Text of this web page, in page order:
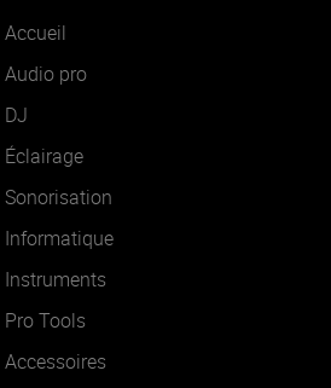
Accueil
Audio pro
DJ
Éclairage
Sonorisation
Informatique
Instruments
Pro Tools
Accessoires